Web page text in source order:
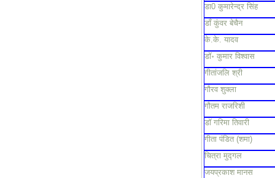
डा0 कुमारेन्द्र सिंह
डाँ कुंवर बेचैन
के.के. यादव
डॉ॰ कुमार विश्वास
गीतांजलि श्री
गौरव शुक्ला
गौतम राजरिशी
डॉ गरिमा तिवारी
गीता पंडित (शमा)
चित्रा मुद्गल
जयप्रकाश मानस